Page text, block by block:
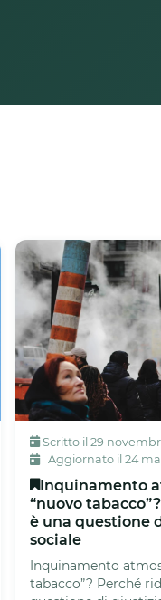
Scritto il 29
Aggiornato il 24
Inquinamento
“nuovo
è una questione
sociale
Inquinamento
tabacco”? Perché